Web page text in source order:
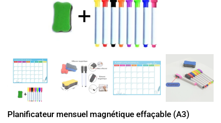
Planificateur mensuel magnétique effaçable (A3)